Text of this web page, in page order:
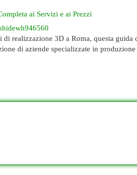
ai Servizi e ai Prezzi
di realizzazione 3D a Roma, questa
di aziende specializzate in produzione